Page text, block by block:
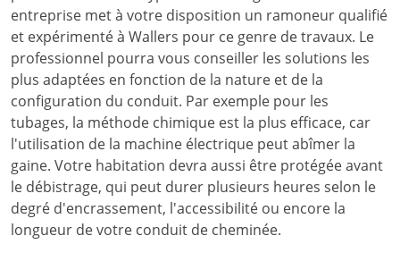
entreprise met à votre disposition un ramoneur qualifié
et expérimenté à Wallers pour ce genre de travaux. Le
professionnel pourra vous conseiller les solutions les
plus adaptées en fonction de la nature et de la
configuration du conduit. Par exemple pour les
tubages, la méthode chimique est la plus efficace, car
l'utilisation de la machine électrique peut abîmer la
gaine. Votre habitation devra aussi être protégée avant
le débistrage, qui peut durer plusieurs heures selon le
degré d'encrassement, l'accessibilité ou encore la
longueur de votre conduit de cheminée.